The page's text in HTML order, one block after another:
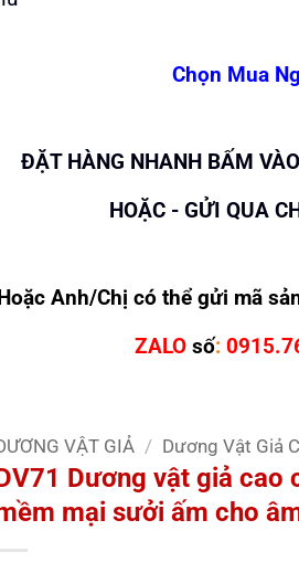
Chọn Mua
ĐẶT HÀNG NHANH BẤM
HOẶC - GỬI QUA
Anh/Chị có thể gửi mã
ZALO số:
VẬT GIẢ / Dương Vật Giả
Dương vật giả cao
mại sưởi ấm cho